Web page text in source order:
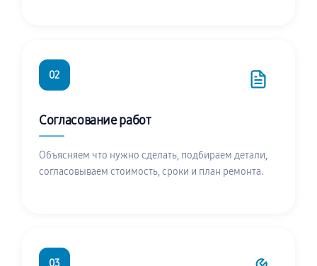
02
Согласование работ
Объясняем что нужно сделать, подбираем детали,
согласовываем стоимость, сроки и план ремонта.
03